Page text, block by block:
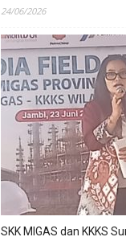
24/06/2026
SKK MIGAS dan KKKS